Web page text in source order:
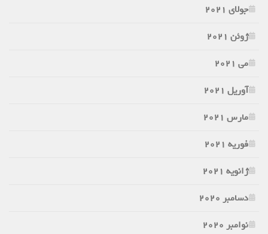
جولای 2021
ژوئن 2021
می 2021
آوریل 2021
مارس 2021
فوریه 2021
ژانویه 2021
دسامبر 2020
نوامبر 2020